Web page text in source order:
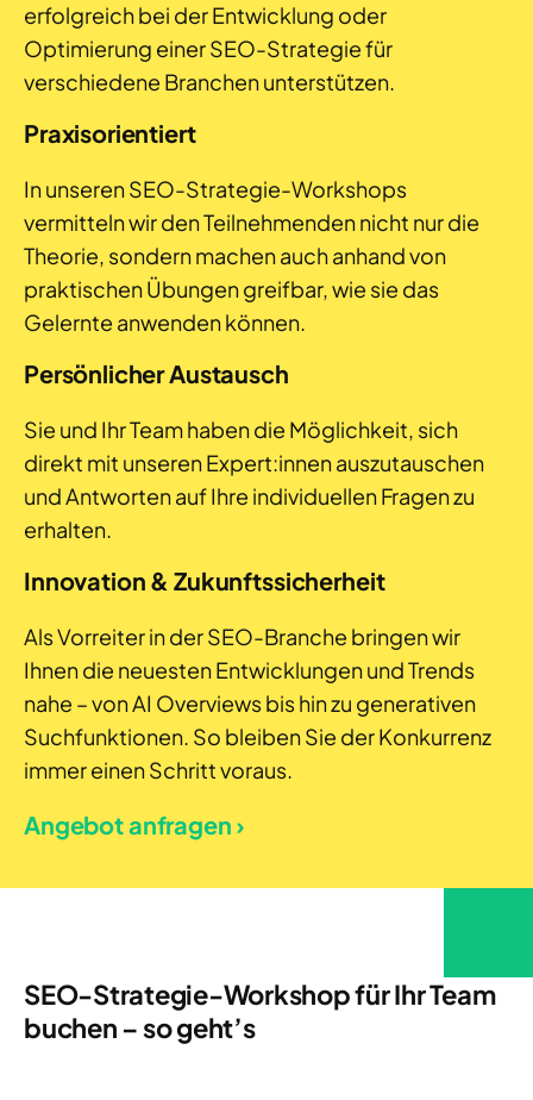
erfolgreich bei der Entwicklung oder
Optimierung einer SEO-Strategie für
verschiedene Branchen unterstützen.
Praxisorientiert
In unseren SEO-Strategie-Workshops
vermitteln wir den Teilnehmenden nicht nur die
Theorie, sondern machen auch anhand von
praktischen Übungen greifbar, wie sie das
Gelernte anwenden können.
Persönlicher Austausch
Sie und Ihr Team haben die Möglichkeit, sich
direkt mit unseren Expert:innen auszutauschen
und Antworten auf Ihre individuellen Fragen zu
erhalten.
Innovation & Zukunftssicherheit
Als Vorreiter in der SEO-Branche bringen wir
Ihnen die neuesten Entwicklungen und Trends
nahe – von AI Overviews bis hin zu generativen
Suchfunktionen. So bleiben Sie der Konkurrenz
immer einen Schritt voraus.
Angebot anfragen ›
SEO-Strategie-Workshop für Ihr Team
buchen – so geht’s